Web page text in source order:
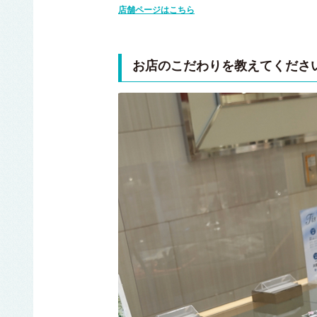
店舗ページはこちら
お店のこだわりを教えてくださ